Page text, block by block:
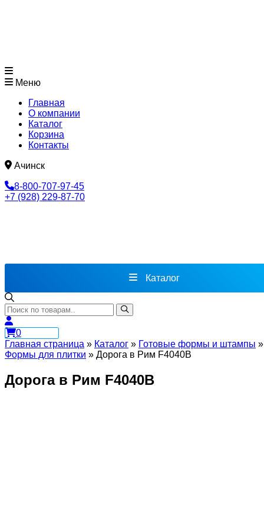
Меню
Главная
О компании
Каталог
Корзина
Контакты
Ачинск
8-800-707-97-45
+7 (928) 229-87-70
Каталог
0
Главная страница » Каталог » Готовые формы и штампы »
Формы для плитки » Дорога в Рим F4040B
Дорога в Рим F4040B